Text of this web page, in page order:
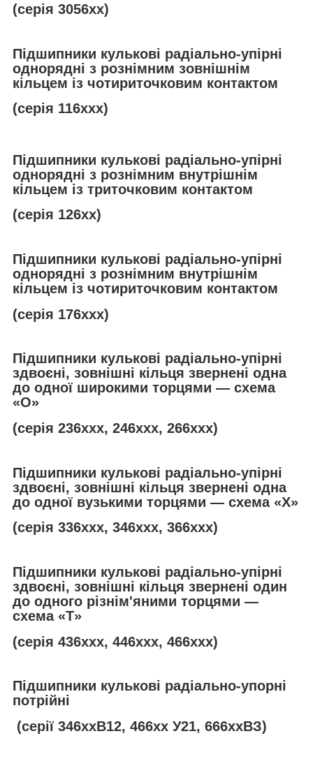
(серія 3056хх)
Підшипники кулькові радіально-упірні
однорядні з рознімним зовнішнім
кільцем із чотириточковим контактом
(серія 116ххх)
Підшипники кулькові радіально-упірні
однорядні з рознімним внутрішнім
кільцем із триточковим контактом
(серія 126хх)
Підшипники кулькові радіально-упірні
однорядні з рознімним внутрішнім
кільцем із чотириточковим контактом
(серія 176ххх)
Підшипники кулькові радіально-упірні
здвоєні, зовнішні кільця звернені одна
до одної широкими торцями — схема
«О»
(серія 236ххх, 246ххх, 266ххх)
Підшипники кулькові радіально-упірні
здвоєні, зовнішні кільця звернені одна
до одної вузькими торцями — схема «Х»
(серія 336ххх, 346ххх, 366ххх)
Підшипники кулькові радіально-упірні
здвоєні, зовнішні кільця звернені один
до одного різнім'яними торцями —
схема «T»
(серія 436ххх, 446ххх, 466ххх)
Підшипники кулькові радіально-упорні
потрійні
(серії 346ххВ12, 466хх У21, 666ххВЗ)